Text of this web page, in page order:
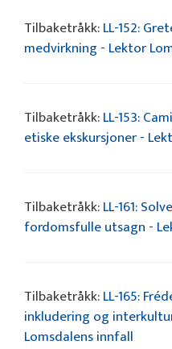
Tilbaketråkk:LL-152:
medvirkning - Lektor
Tilbaketråkk:LL-153:
etiske ekskursjoner -
Tilbaketråkk:LL-161:
fordomsfulle utsagn -
Tilbaketråkk:LL-165:
inkludering og
Lomsdalens innfall